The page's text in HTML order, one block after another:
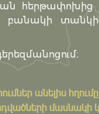
հերթափոխից
բանակի
անելիս հղումը
մասնակի